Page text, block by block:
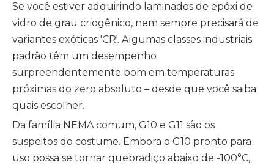
Se você estiver adquirindo laminados de epóxi de
vidro de grau criogênico, nem sempre precisará de
variantes exóticas 'CR'. Algumas classes industriais
padrão têm um desempenho
surpreendentemente bom em temperaturas
próximas do zero absoluto – desde que você saiba
quais escolher.
Da família NEMA comum, G10 e G11 são os
suspeitos do costume. Embora o G10 pronto para
uso possa se tornar quebradiço abaixo de -100°C,